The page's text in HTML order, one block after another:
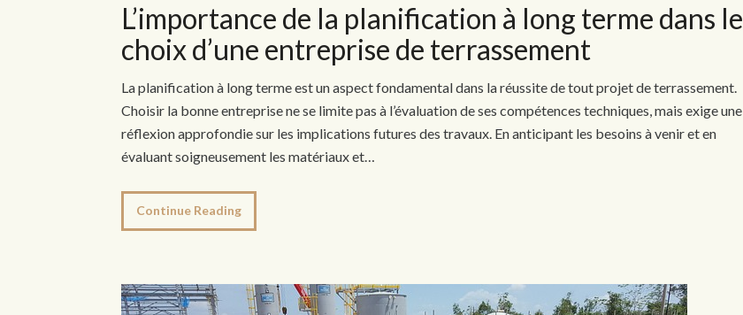
L’importance de la planification à long terme dans le
choix d’une entreprise de terrassement
La planification à long terme est un aspect fondamental dans la réussite de tout projet de terrassement.
Choisir la bonne entreprise ne se limite pas à l’évaluation de ses compétences techniques, mais exige une
réflexion approfondie sur les implications futures des travaux. En anticipant les besoins à venir et en
évaluant soigneusement les matériaux et…
Continue Reading